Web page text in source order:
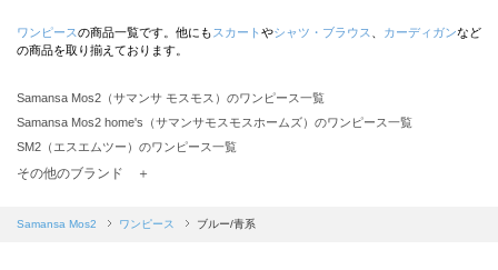
ワンピースの商品一覧です。他にも スカート やシャツ・ブラウス カーディガンなど
の商品を取り揃えております。
Samansa Mos2（サマンサ モスモス）のワンピース一覧
Samansa Mos2 home's（サマンサモスモスホームズ）のワンピース一覧
SM2（エスエムツー）のワンピース一覧
TSUHARU by Samansa Mos2（ツハルバイサマンサモスモス）のワンピース一覧
Samansa Mos2 blue（サマンサモスモス ブルー）のワンピース一覧
その他のブランド ＋
Samansa Mos2 ワンピース ブルー/青系